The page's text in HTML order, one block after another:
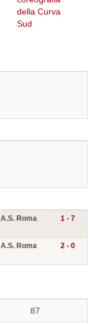
A.S. Roma 1 - 7
A.S. Roma 2 - 0
87